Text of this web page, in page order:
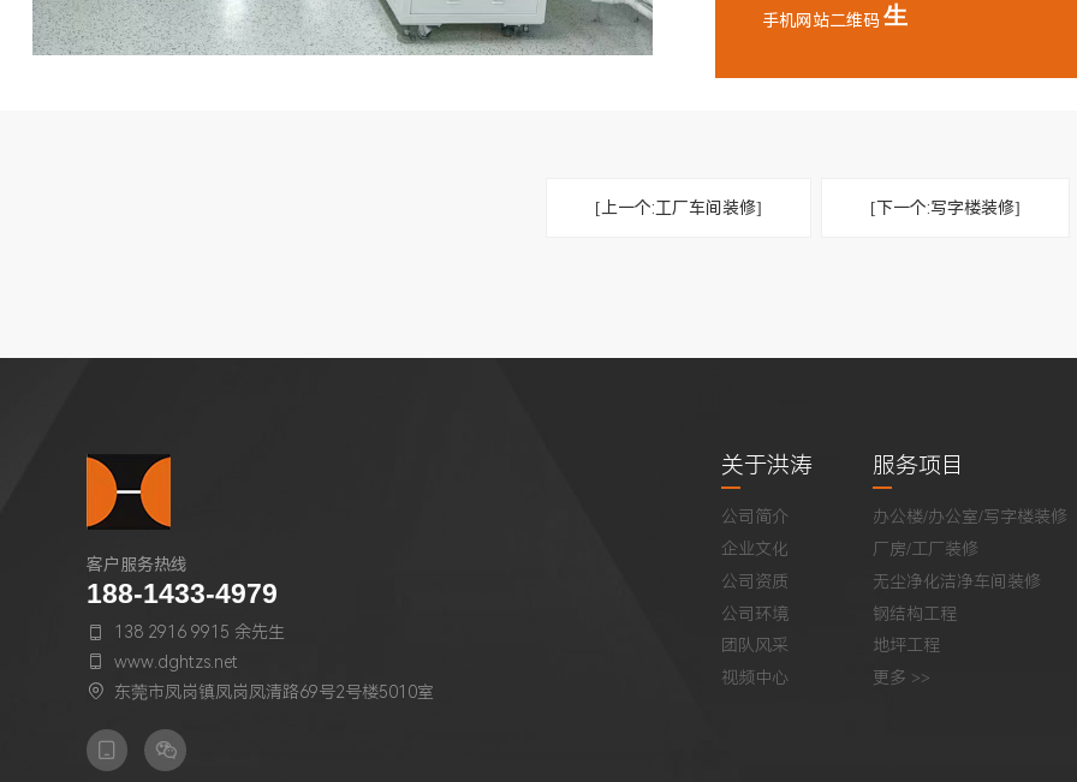
手机网站二维码 生
[上一个:工厂车间装修] [下一个:写字楼装修]
客户服务热线
188-1433-4979
 138 2916 9915 余先生
 www.dghtzs.net
 东莞市凤岗镇凤岗凤清路69号2号楼5010室
 
关于洪涛
公司简介
企业文化
公司资质
公司环境
团队风采
视频中心
服务项目
办公楼/办公室/写字楼装修
厂房/工厂装修
无尘净化洁净车间装修
钢结构工程
地坪工程
更多 >>